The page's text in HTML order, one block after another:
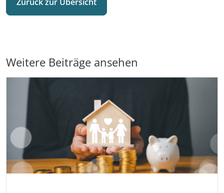
Weitere Beiträge ansehen